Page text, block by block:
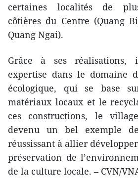
certaines localités de
côtières du Centre (Quang
Quang Ngai).
Grâce à ses
expertise dans le domaine
écologique, qui se base
matériaux locaux et le
ces constructions, le
devenu un bel exemple
réussissant à allier
préservation de
de la culture locale. – CVN/